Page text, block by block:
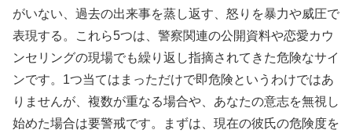
がいない、過去の出来事を蒸し返す、怒りを暴力や威圧で
表現する。これら5つは、警察関連の公開資料や恋愛カウ
ンセリングの現場でも繰り返し指摘されてきた危険なサイ
ンです。1つ当てはまっただけで即危険というわけではあ
りませんが、複数が重なる場合や、あなたの意志を無視し
始めた場合は要警戒です。まずは、現在の彼氏の危険度を